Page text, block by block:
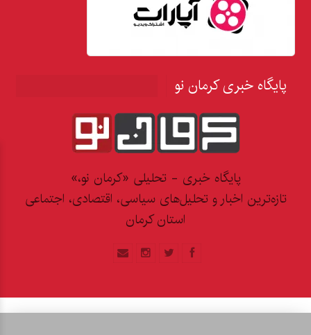
پایگاه خبری کرمان نو
پایگاه خبری - تحلیلی «کرمان نو،»
تازه‌ترین اخبار و تحلیل‌های سیاسی، اقتصادی، اجتماعی
استان کرمان